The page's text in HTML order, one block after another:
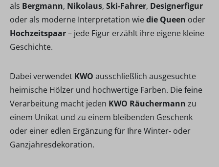
als Bergmann, Nikolaus, Ski-Fahrer, Designerfigur
oder als moderne Interpretation wiedie Queen oder
Hochzeitspaar– jede Figur erzählt ihre eigene kleine
Geschichte.
Dabei verwendet KWO ausschließlich ausgesuchte
heimische Hölzer und hochwertige Farben. Die feine
Verarbeitung macht jeden KWO Räuchermann zu
einem Unikat und zu einem bleibenden Geschenk
oder einer edlen Ergänzung für Ihre Winter- oder
Ganzjahresdekoration.